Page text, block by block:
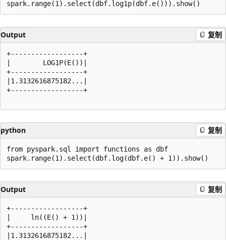
Output 复制
+------------------+
|        LOG1P(E())|
+------------------+
|1.3132616875182...|
+------------------+
python 复制
from pyspark.sql import functions as dbf
Output 复制
+------------------+
|     ln((E() + 1))|
+------------------+
|1.3132616875182...|